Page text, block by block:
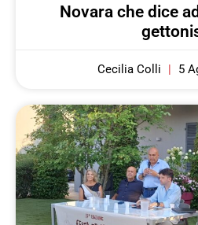
Novara che dice
Cecilia Colli 5